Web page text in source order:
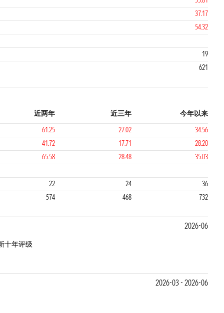
37.17
54.32
19
621
近两年 近三年
今年以来
61.25 27.02
34.56
41.72 17.71
28.20
65.58 28.48
35.03
1 2
22 24
36
574 468 732
2026-06
十年评级
2026-03 - 2026-06